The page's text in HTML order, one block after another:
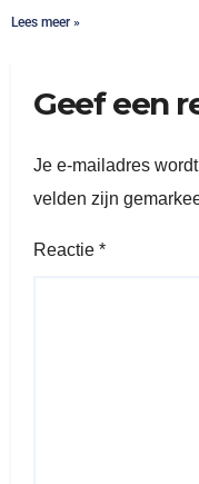
Lees meer »
Geef een
Je e-mailadres
velden zijn
Reactie *